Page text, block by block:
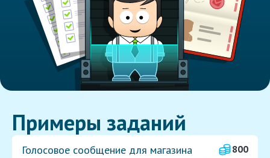
Примеры заданий
Голосовое сообщение для магазина
800